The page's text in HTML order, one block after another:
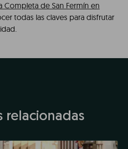
Completa de San Fermín en
todas las claves para disfrutar
relacionadas